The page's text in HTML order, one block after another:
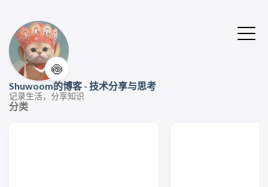
🍥
Shuwoom的博客 - 技术分享与思考
记录生活，分享知识
分类